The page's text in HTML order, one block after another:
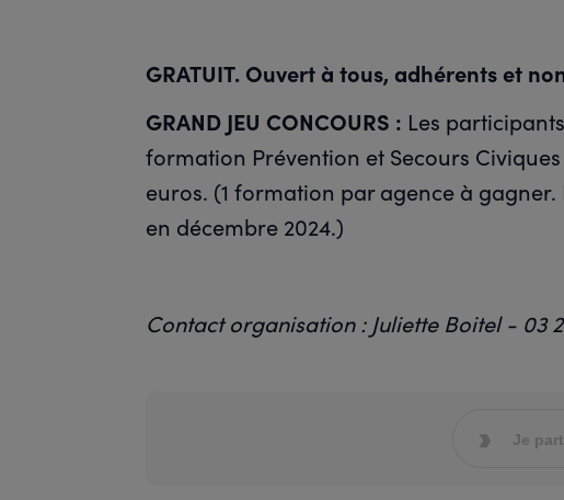
GRATUIT. Ouvert à tous, adhérents et
GRAND JEU CONCOURS : Les
formation Prévention et Secours
euros. (1 formation par agence à
en décembre 2024.)
Contact organisation : Juliette Boitel - 03
Je